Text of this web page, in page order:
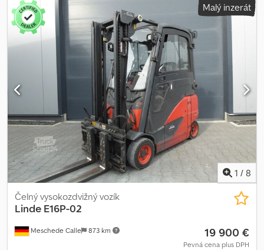
Vytvoriť inzerát Malý inzerát
1 / 8
Meschede Calle 873 km
Čelný vysokozdvižný vozík
Linde E16P-02
19 900 €
Pevná cena plus DPH